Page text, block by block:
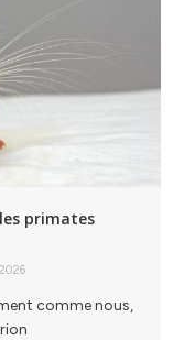
primates
comme nous,